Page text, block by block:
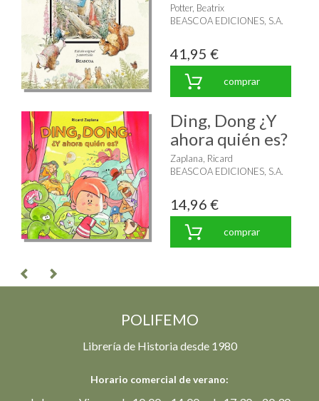
Potter, Beatrix
BEASCOA EDICIONES, S.A.
41,95 €
comprar
Ding, Dong ¿Y
ahora quién es?
Zaplana, Ricard
BEASCOA EDICIONES, S.A.
14,96 €
comprar
POLIFEMO
Librería de Historia desde 1980
Horario comercial de verano: